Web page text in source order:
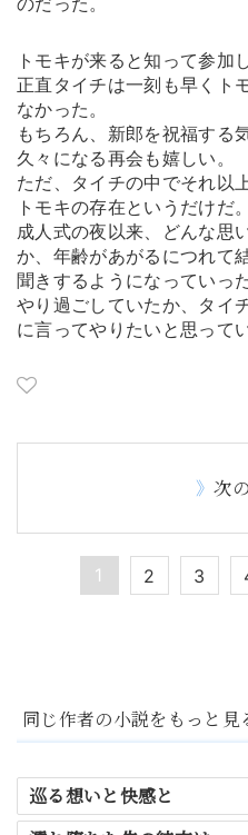
トモキが来ると知って参加
正直タイチは一刻も早くト
なかった。
もちろん、新郎を祝福する
久々になる再会も嬉しい。
ただ、タイチの中でそれ以
トモキの存在というだけだ。
成人式の夜以来、どんな思
か、年齢があがるにつれて
聞きするようになっていっ
やり過ごしていたか、タイ
に言ってやりたいと思ってい
次
1 2 3
同じ作者の小説をもっと見
巡る想いと快感と